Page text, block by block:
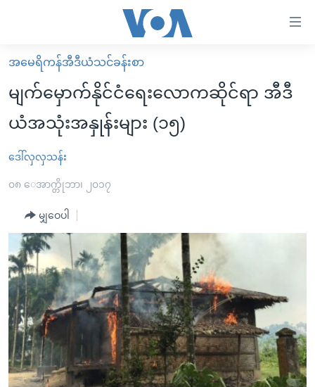
လွယ်ကူ
စေ
သည့်
များ
ပင်မ
ကျော်
ကြည့်
ရန်
ပင်မ
အ
ညွန်း
စာမျက်နှာ
သို့
မူလစာမျက်နှာ
မြန်မာ
ကမ္ဘာ့သတင်းများ
နိုင်ငံတကာ
အစ္စရေး-ပါလက်စတိုင်း
ဗွီဒီယို
အင်္ဂလိပ်စာလေ့လာမယ်
အမေရိကန်သုံးအီဒီယံ
မကြေးမုံရဲ့ အင်္ဂလိပ်စာ
ရုပ်ရှင်ထဲက အင်္ဂလိပ်စာ
သုတပဒေသာ အင်္ဂလိပ်စာ
အပတ်စဉ်ကဏ္ဍများ
ရေဒီယို
တီဗွီ
ရေဒီယိုနှင့်ရုပ်သံ အချက်အလက်များ
ရေဒီယို/တီဗွီအစီအစဉ်
Learning English
ဗွီအိုအေ လူမှုကွန်ယက်များ
အမေရိကန်အီဒီယံသင်ခန်းစာ
မျက်မှောက်နိုင်ငံရေးလောကဆိုင်ရာ အီဒီ
ယံအသုံးအနှုန်းများ (၁၅)
ဒေါ်လှလှသန်း
၀၈ ေအာက္တိုဘာ၊ ၂၀၁၇
မျှဝေပါ